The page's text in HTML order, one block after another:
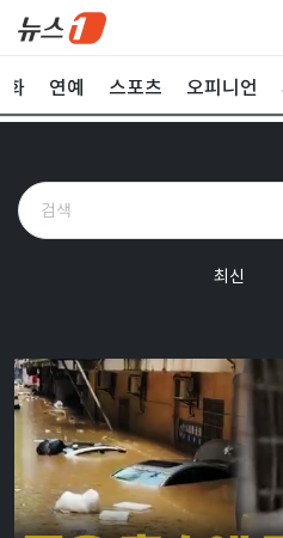
화 연예 스포츠 오피니언
최신